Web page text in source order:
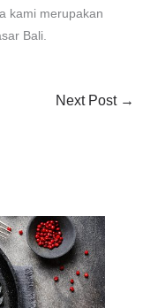
kami merupakan
Bali.
Next Post →